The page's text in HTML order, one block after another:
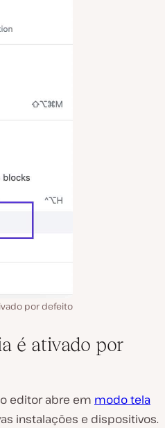
por defeito
é ativado por
editor abre em modo tela
instalações e dispositivos.